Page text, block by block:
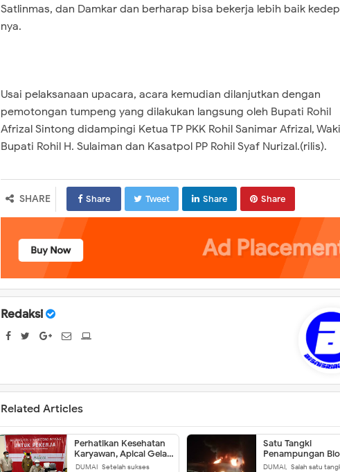
Satlinmas, dan Damkar dan berharap bisa bekerja lebih baik
nya.
Usai pelaksanaan upacara, acara kemudian dilanjutkan dengan
pemotongan tumpeng yang dilakukan langsung oleh Bupati Rohil
Afrizal Sintong didampingi Ketua TP PKK Rohil Sanimar Afrizal,
Bupati Rohil H. Sulaiman dan Kasatpol PP Rohil Syaf Nurizal.(rilis).
SHARE Share Tweet Share Share
Redaksi
Related Articles
Perhatikan Kesehatan
Karyawan, Apical Gelar
Vaksinasi Gotong
DUMAI- Setelah sukses
Satu Tangki
Penampungan
Milik PT SDO
DUMAI,- Salah satu